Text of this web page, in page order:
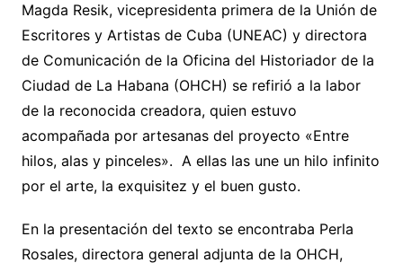
Magda Resik, vicepresidenta primera de la Unión de
Escritores y Artistas de Cuba (UNEAC) y directora
de Comunicación de la Oficina del Historiador de la
Ciudad de La Habana (OHCH) se refirió a la labor
de la reconocida creadora, quien estuvo
acompañada por artesanas del proyecto «Entre
hilos, alas y pinceles». A ellas las une un hilo infinito
por el arte, la exquisitez y el buen gusto.
En la presentación del texto se encontraba Perla
Rosales, directora general adjunta de la OHCH,